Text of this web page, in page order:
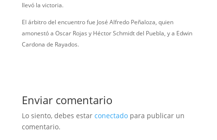
llevó la victoria.
El árbitro del encuentro fue José Alfredo Peñaloza, quien
amonestó a Oscar Rojas y Héctor Schmidt del Puebla, y a Edwin
Cardona de Rayados.
Enviar comentario
Lo siento, debes estar conectadopara publicar un
comentario.